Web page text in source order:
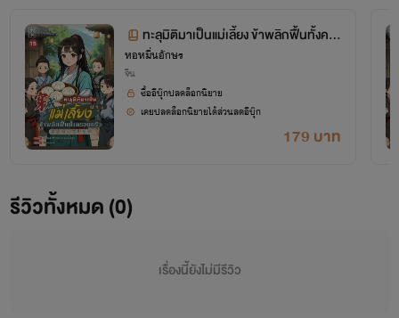
เผยแพร่อย่างเป็นทางการโดย OokbeeU และ China Literature
เจ้าของลิขสิทธิ์ต้นฉบับ China Literature
ทะลุมิติมาเป็นแม่เลี้ยง ข้าพลิกฟื้นทั้งคร
อบครัว เล่ม 15 (จบ+ตอนพิเศษ)
หอหมื่นอักษร
จีน
179 บาท
ซื้ออีบุ๊กปลดล็อกนิยาย
เคยปลดล็อกนิยายได้ส่วนลดอีบุ๊ก
รีวิวทั้งหมด (0)
เรื่องนี้ยังไม่มีรีวิว